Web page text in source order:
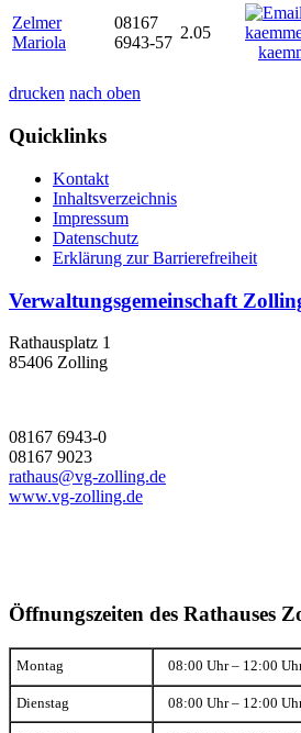
Zelmer
Mariola
08167
6943-57
2.05
drucken nach oben
Quicklinks
Kontakt
Inhaltsverzeichnis
Impressum
Datenschutz
Erklärung zur Barrierefreiheit
Verwaltungsgemeinschaft
Rathausplatz 1
85406 Zolling
08167 6943-0
08167 9023
rathaus@vg-zolling.de
www.vg-zolling.de
Öffnungszeiten des Rathauses
Montag 08:00 Uhr – 12:00
Dienstag 08:00 Uhr – 12:00